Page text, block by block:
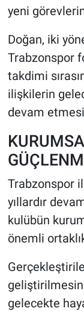
yeni
Doğan, iki
Trabzonspor
takdimi
ilişkilerin
devam
Trabzonspor
yıllardır
kulübün
önemli
gelecekte